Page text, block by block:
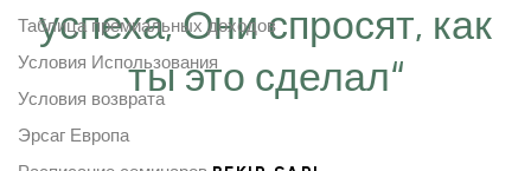
успеха, Они спросят, как
ты это сделал“
Таблица премиальных доходов
Условия Использования
Условия возврата
Эрсаг Европа